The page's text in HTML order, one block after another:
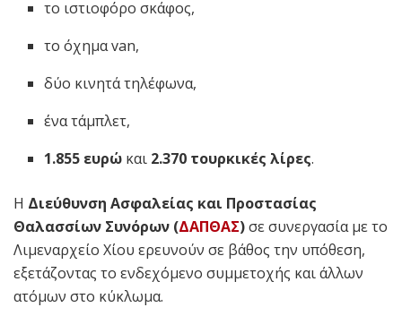
το ιστιοφόρο σκάφος,
το όχημα van,
δύο κινητά τηλέφωνα,
ένα τάμπλετ,
1.855 ευρώ και 2.370 τουρκικές λίρες.
Η Διεύθυνση Ασφαλείας και Προστασίας
Θαλασσίων Συνόρων (ΔΑΠΘΑΣ)σε συνεργασία με το
Λιμεναρχείο Χίου ερευνούν σε βάθος την υπόθεση,
εξετάζοντας το ενδεχόμενο συμμετοχής και άλλων
ατόμων στο κύκλωμα.